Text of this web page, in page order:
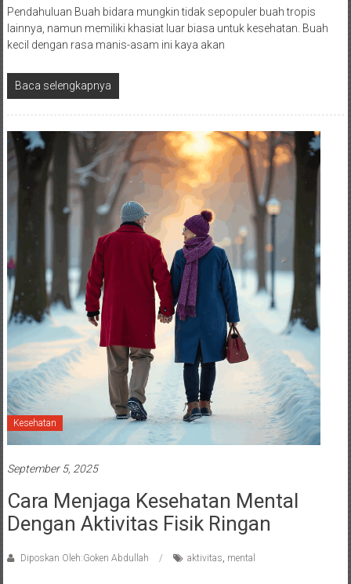
Pendahuluan Buah bidara mungkin tidak sepopuler buah tropis
lainnya, namun memiliki khasiat luar biasa untuk kesehatan. Buah
kecil dengan rasa manis-asam ini kaya akan
Baca selengkapnya
Kesehatan
September 5, 2025
Cara Menjaga Kesehatan Mental
Dengan Aktivitas Fisik Ringan
Diposkan Oleh:Goken Abdullah aktivitas mental